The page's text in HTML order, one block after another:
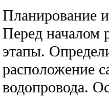
Планирование
Перед началом
этапы.
расположение
водопровода.